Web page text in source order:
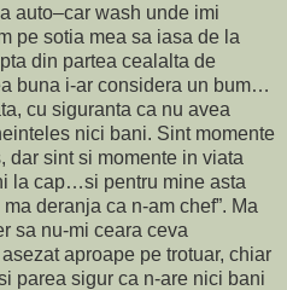
auto–car wash unde imi
pe sotia mea sa iasa de la
din partea cealalta de
buna i-ar considera un bum…
cu siguranta ca nu avea
nici bani. Sint momente
dar sint si momente in viata
la cap…si pentru mine asta
deranja ca n-am chef”. Ma
sa nu-mi ceara ceva
aproape pe trotuar, chiar
parea sigur ca n-are nici bani